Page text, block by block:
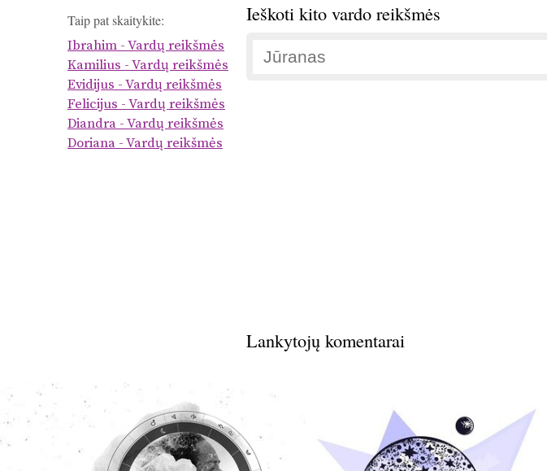
Taip pat skaitykite:
Ibrahim - Vardų reikšmės
Kamilius - Vardų reikšmės
Evidijus - Vardų reikšmės
Felicijus - Vardų reikšmės
Diandra - Vardų reikšmės
Doriana - Vardų reikšmės
Ieškoti kito vardo reikšmės
Lankytojų komentarai